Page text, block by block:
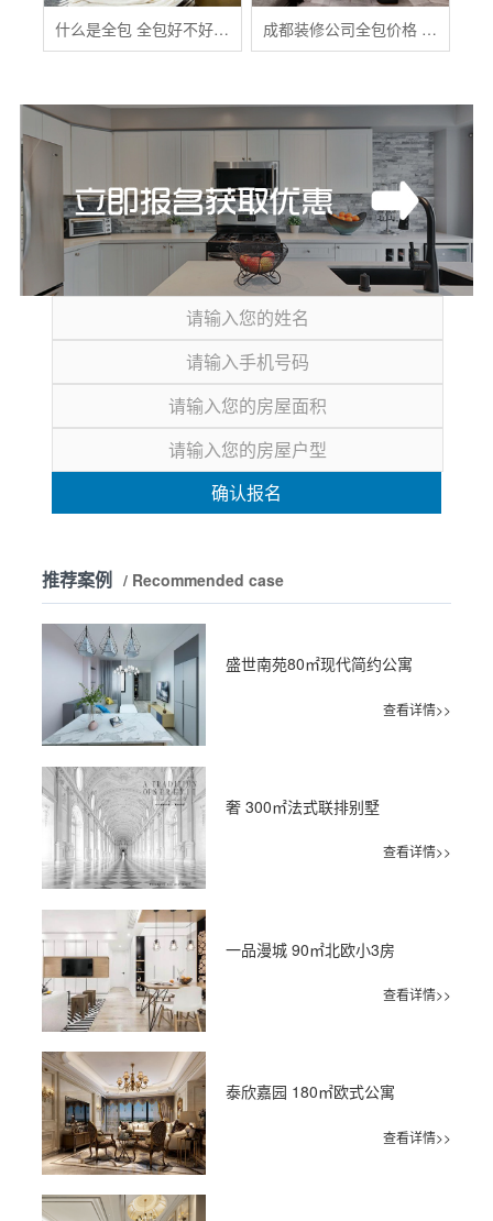
什么是全包 全包好不好 全包装修注意事项有哪些 成都装修公司全包价格 成都全包装修多少钱一平
确认报名
推荐案例 / Recommended case
盛世南苑80㎡现代简约公寓
查看详情>>
奢 300㎡法式联排别墅
查看详情>>
一品漫城 90㎡北欧小3房
查看详情>>
泰欣嘉园 180㎡欧式公寓
查看详情>>